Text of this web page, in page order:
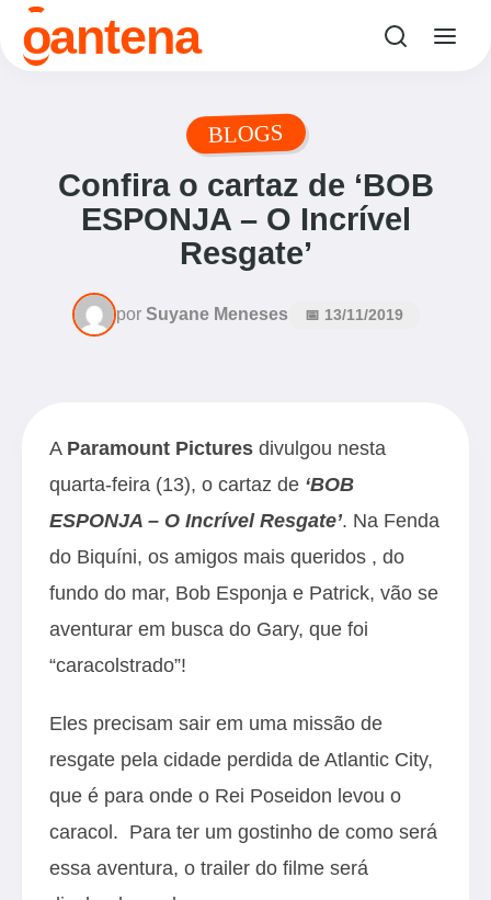
oantena
BLOGS
Confira o cartaz de ‘BOB
ESPONJA – O Incrível
Resgate’
por Suyane Meneses 📅 13/11/2019
A Paramount Pictures divulgou nesta
quarta-feira (13), o cartaz de ‘BOB
ESPONJA – O Incrível Resgate’. Na Fenda
do Biquíni, os amigos mais queridos , do
fundo do mar, Bob Esponja e Patrick, vão se
aventurar em busca do Gary, que foi
“caracolstrado”!
Eles precisam sair em uma missão de
resgate pela cidade perdida de Atlantic City,
que é para onde o Rei Poseidon levou o
caracol. Para ter um gostinho de como será
essa aventura, o trailer do filme será